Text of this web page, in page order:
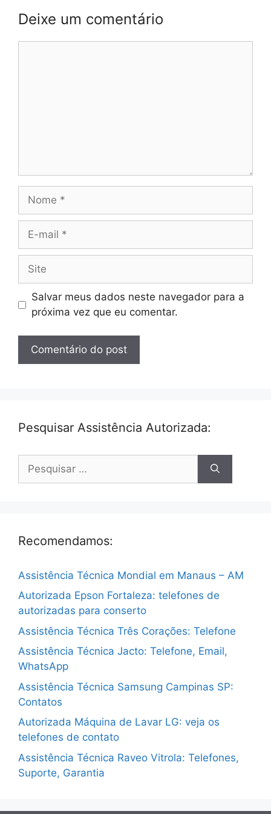
Deixe um comentário
Nome
Site
Salvar meus dados neste navegador para a
próxima vez que eu comentar.
Pesquisar Assistência Autorizada:
por:
Recomendamos:
Assistência Técnica Mondial em Manaus – AM
Autorizada Epson Fortaleza: telefones de
autorizadas para conserto
Assistência Técnica Três Corações: Telefone
Assistência Técnica Jacto: Telefone, Email,
WhatsApp
Assistência Técnica Samsung Campinas SP:
Contatos
Autorizada Máquina de Lavar LG: veja os
telefones de contato
Assistência Técnica Raveo Vitrola: Telefones,
Suporte, Garantia